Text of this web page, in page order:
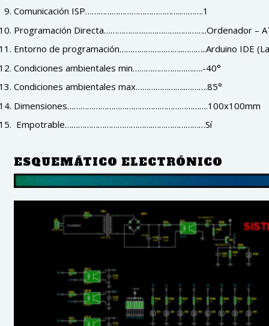
Comunicación ISP……………………………………..……….1
Programación Directa………………………………………..Ordenador –
Entorno de programación………………………..………..Arduino IDE
Condiciones ambientales min……………………….….-40°
Condiciones ambientales max…………………..……….85°
Dimensiones……………………………………………………….100x100mm
Empotrable………………………………….……………………Sí
ESQUEMÁTICO ELECTRÓNICO